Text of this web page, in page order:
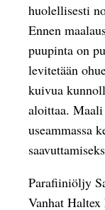
huolellisesti
Ennen
puupinta on
levitetään
kuivua
aloittaa.
useammassa
Parafiiniöljy
Vanhat